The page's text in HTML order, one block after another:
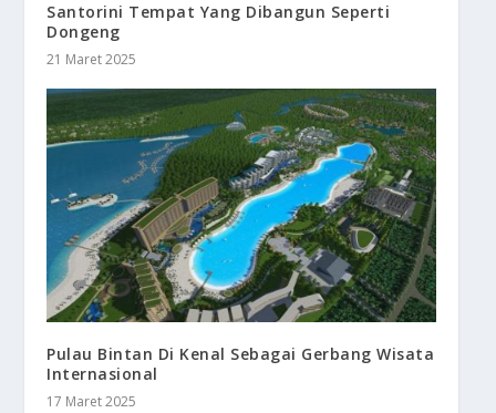
Santorini Tempat Yang Dibangun Seperti
Dongeng
21 Maret 2025
Pulau Bintan Di Kenal Sebagai Gerbang Wisata
Internasional
17 Maret 2025